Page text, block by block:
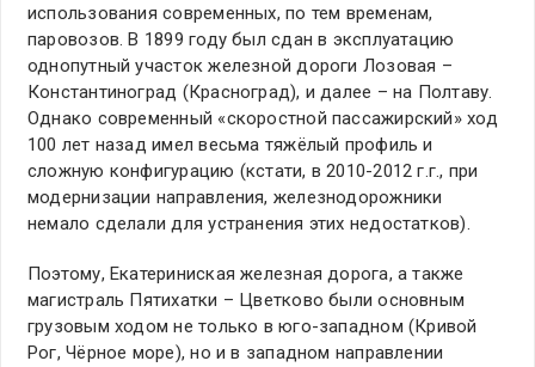
использования современных, по тем временам,
паровозов. В 1899 году был сдан в эксплуатацию
однопутный участок железной дороги Лозовая –
Константиноград (Красноград), и далее – на Полтаву.
Однако современный «скоростной пассажирский» ход
100 лет назад имел весьма тяжёлый профиль и
сложную конфигурацию (кстати, в 2010-2012 г.г., при
модернизации направления, железнодорожники
немало сделали для устранения этих недостатков).
Поэтому, Екатериниская железная дорога, а также
магистраль Пятихатки – Цветково были основным
грузовым ходом не только в юго-западном (Кривой
Рог, Чёрное море), но и в западном направлении